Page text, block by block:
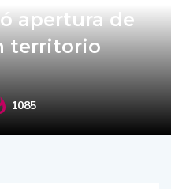
apertura de
territorio
1085